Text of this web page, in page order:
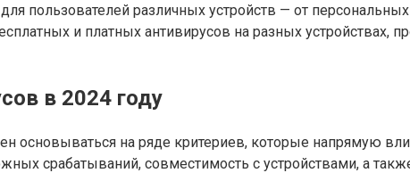
пользователей различных устройств — от
и платных антивирусов на разных устройствах,
в 2024 году
основываться на ряде критериев, которые напрямую
срабатываний, совместимость с устройствами, а